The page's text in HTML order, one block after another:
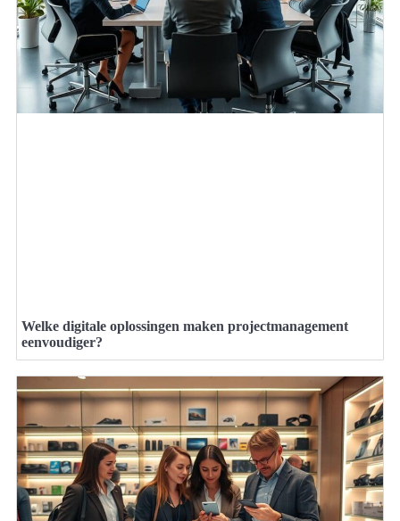
Welke digitale oplossingen maken projectmanagement
eenvoudiger?